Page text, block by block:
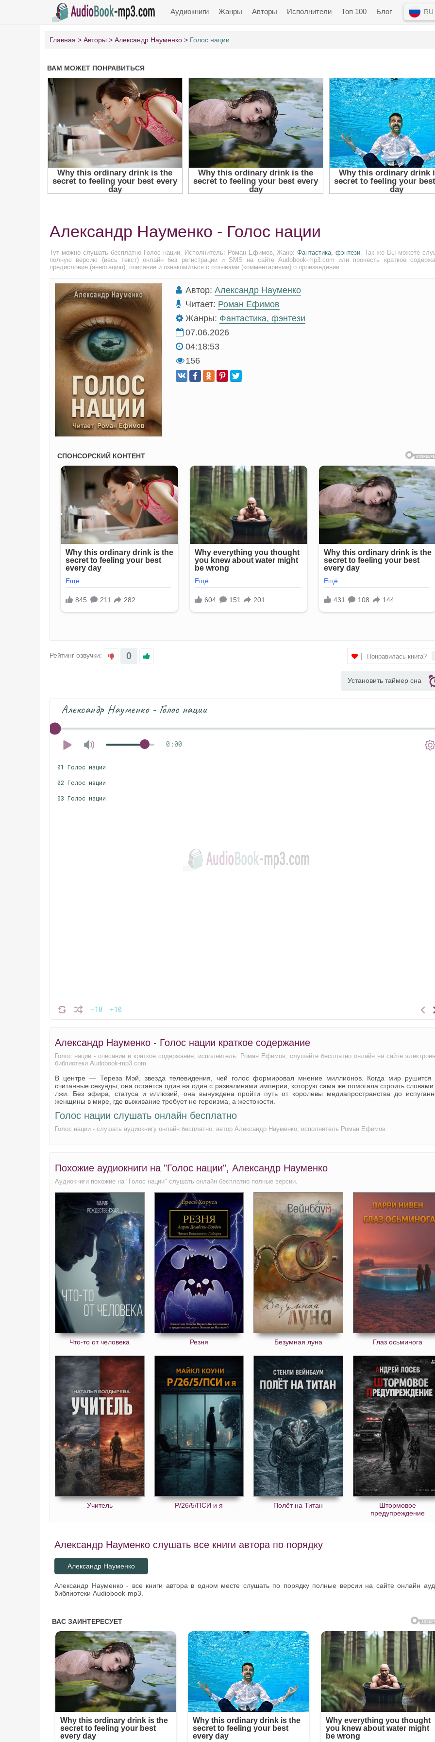
Аудиокниги Жанры Авторы Исполнители Топ 100 Блог RU
Главная Авторы Александр Науменко Голос нации
Александр Науменко - Голос нации
Тут можно слушать бесплатно Голос нации. Исполнитель: Роман Ефимов, Жанр:Фантастика, фэнтези. Так же Вы можете
полную версию (весь текст) онлайн без регистрации и SMS на сайте Audobook-mp3.com или прочесть краткое
предисловие (аннотацию), описание и ознакомиться с отзывами (комментариями) о произведении.
Автор: Александр Науменко
Читает: Роман Ефимов
Жанры: Фантастика, фэнтези
07.06.2026
04:18:53
156
Рейтинг озвучки: 0 Понравилась книга?
Установить таймер сна
Александр Науменко - Голос нации
0:00
-10 +10
01 Голос нации
02 Голос нации
03 Голос нации
Александр Науменко - Голос нации краткое содержание
Голос нации - описание и краткое содержание, исполнитель: Роман Ефимов, слушайте бесплатно онлайн на сайте
библиотеки Audobook-mp3.com
В центре — Тереза Мэй, звезда телевидения, чей голос формировал мнение миллионов. Когда мир рушится
считанные секунды, она остаётся один на один с развалинами империи, которую сама же помогала строить словами
лжи. Без эфира, статуса и иллюзий, она вынуждена пройти путь от королевы медиапространства до
женщины в мире, где выживание требует не героизма, а жестокости.
Голос нации слушать онлайн бесплатно
Голос нации - слушать аудиокнигу онлайн бесплатно, автор Александр Науменко, исполнитель Роман Ефимов
Похожие аудиокниги на "Голос нации", Александр Науменко
Аудиокниги похожие на "Голос нации" слушать онлайн бесплатно полные версии.
Что-то от человека Резня Безумная луна Глаз осьминога
Учитель Р/26/5/ПСИ и я Полёт на Титан
Штормовое
предупреждение
Александр Науменко слушать все книги автора по порядку
Александр Науменко
Александр Науменко - все книги автора в одном месте слушать по порядку полные версии на сайте онлайн
библиотеки Audiobook-mp3.